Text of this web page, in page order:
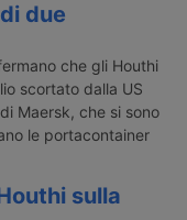
due
che gli Houthi
scortato dalla US
Maersk, che si sono
le portacontainer
sulla